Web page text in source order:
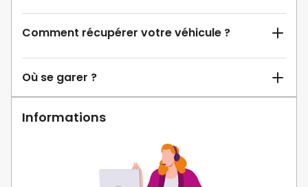
Comment récupérer votre véhicule ?
Où se garer ?
Informations